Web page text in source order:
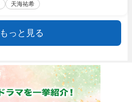
天海祐希
もっと見る